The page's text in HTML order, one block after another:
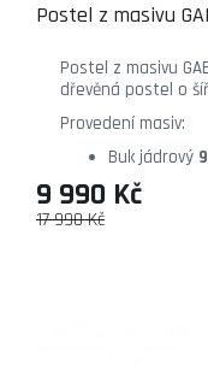
Postel z masivu
Postel z masivu
dřevěná postel o
Provedení masiv:
Buk jádrový
17 990 Kč
9 990 Kč